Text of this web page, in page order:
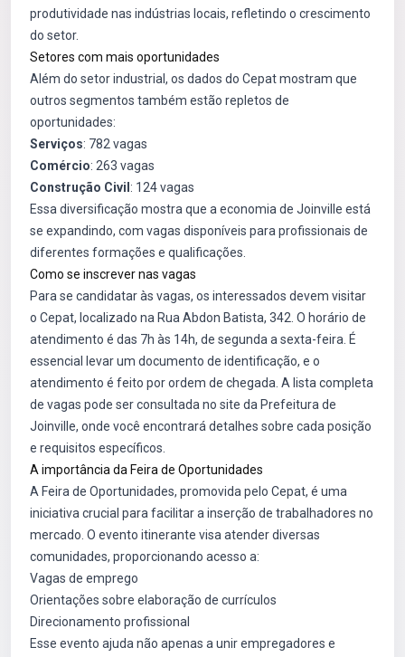
produtividade nas indústrias locais, refletindo o crescimento
do setor.
Setores com mais oportunidades
Além do setor industrial, os dados do Cepat mostram que
outros segmentos também estão repletos de
oportunidades:
Serviços: 782 vagas
Comércio: 263 vagas
Construção Civil : 124 vagas
Essa diversificação mostra que a economia de Joinville está
se expandindo, com vagas disponíveis para profissionais de
diferentes formações e qualificações.
Como se inscrever nas vagas
Para se candidatar às vagas, os interessados devem visitar
o Cepat, localizado na Rua Abdon Batista, 342. O horário de
atendimento é das 7h às 14h, de segunda a sexta-feira. É
essencial levar um documento de identificação, e o
atendimento é feito por ordem de chegada. A lista completa
de vagas pode ser consultada no site da Prefeitura de
Joinville, onde você encontrará detalhes sobre cada posição
e requisitos específicos.
A importância da Feira de Oportunidades
A Feira de Oportunidades, promovida pelo Cepat, é uma
iniciativa crucial para facilitar a inserção de trabalhadores no
mercado. O evento itinerante visa atender diversas
comunidades, proporcionando acesso a:
Vagas de emprego
Orientações sobre elaboração de currículos
Direcionamento profissional
Esse evento ajuda não apenas a unir empregadores e